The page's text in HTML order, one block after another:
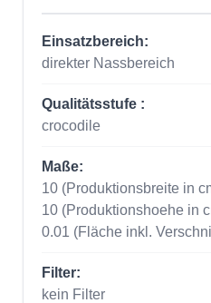
Einsatzbereich:
direkter Nassbereich
Qualitätsstufe :
crocodile
Maße:
10 (Produktionsbreite in
10 (Produktionshoehe in
0.01 (Fläche inkl.
Filter:
kein Filter